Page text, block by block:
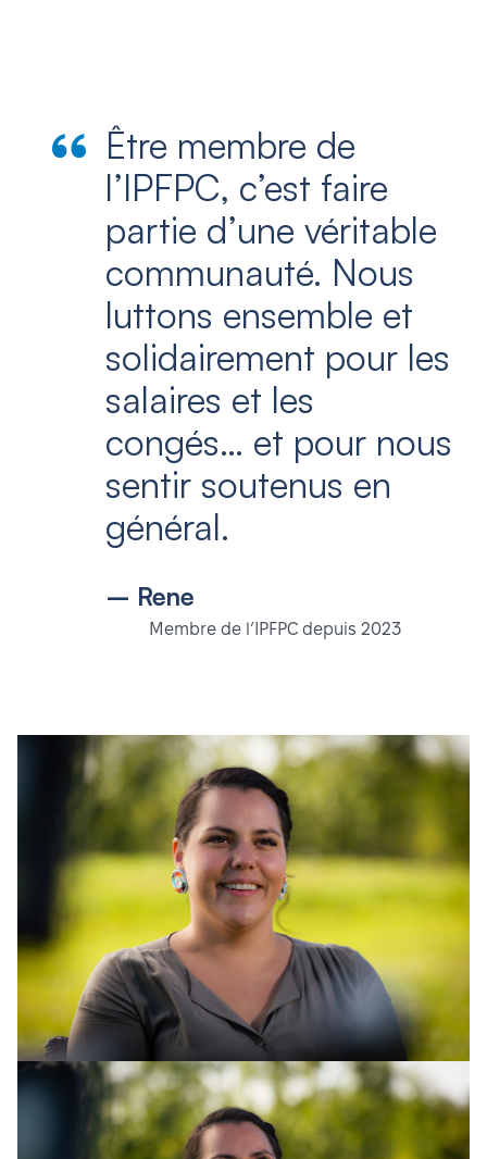
Être membre de
l’IPFPC, c’est faire
partie d’une véritable
communauté. Nous
luttons ensemble et
solidairement pour les
salaires et les
congés… et pour nous
sentir soutenus en
général.
– Rene
Membre de l’IPFPC depuis 2023